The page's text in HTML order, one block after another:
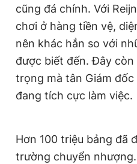
cũng đá chính. Với
chơi ở hàng tiền vệ,
nên khác hẳn so với
được biết đến. Đây còn
trọng mà tân Giám đốc
đang tích cực làm việc.
Hơn 100 triệu bảng đã
trường chuyển